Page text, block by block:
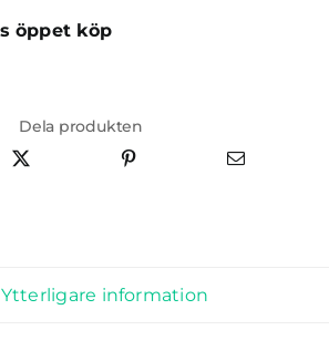
öppet köp
Dela produkten
Ytterligare information